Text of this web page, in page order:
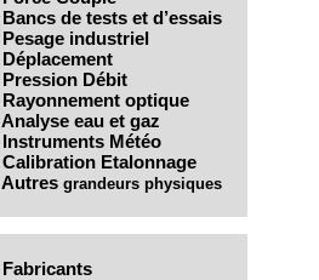
Bancs de tests et d’essais
Pesage industriel
Déplacement
Pression Débit
Rayonnement optique
Analyse eau et gaz
Instruments Météo
Calibration Etalonnage
Autres grandeurs physiques
Fabricants